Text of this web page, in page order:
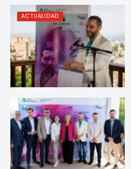
ACTUALIDAD